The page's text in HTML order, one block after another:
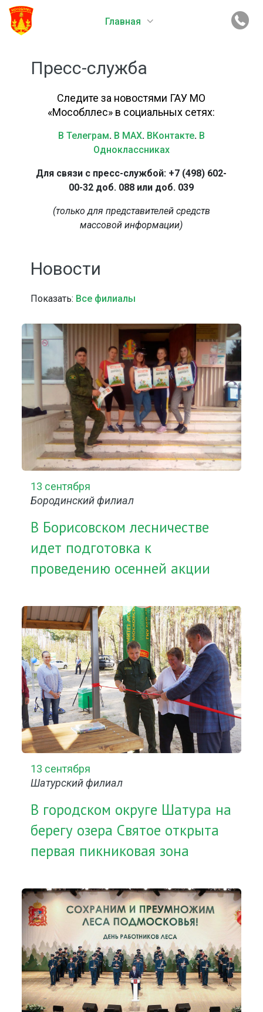
Главная
Пресс-служба
Следите за новостями ГАУ МО
«Мособллес» в социальных сетях:
В Телеграм. В MAX. ВКонтакте. В
Одноклассниках
Для связи с пресс-службой: +7 (498) 602-
00-32 доб. 088 или доб. 039
(только для представителей средств
массовой информации)
Новости
Показать: Все филиалы
13 сентября
Бородинский филиал
В Борисовском лесничестве
идет подготовка к
проведению осенней акции
13 сентября
Шатурский филиал
В городском округе Шатура на
берегу озера Святое открыта
первая пикниковая зона